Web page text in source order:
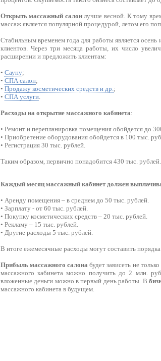
Открыть массажный салонлучше весной. К тому
массаж является популярной процедурой, летом его
Стабильным временем года для работы является
клиентов. Через три месяца работы, их число
расширении и предложить клиентам:
• Сауну;
• СПА салон;
• Продажу косметических средств и др. ;
• СПА услуги.
Расходы на открытие массажного кабинета:
• Ремонт и перепланировка помещения обойдется до
• Приобретение оборудования обойдется в 100 тыс.
• Регистрация 30 тыс. рублей.
Таким образом, первично понадобится 430 тыс. рублей.
Каждый месяц массажный кабинет должен
• Аренду помещения – в среднем до 50 тыс. рублей.
• Зарплату - от 60 тыс. рублей.
• Покупку косметических средств – 20 тыс. рублей.
• Рекламу – 15 тыс. рублей.
• Другие расходы 5 тыс. рублей.
В итоге ежемесячные расходы могут составить
Прибыль массажного салона будет зависеть не
массажного кабинета можно получить до 2 млн.
вложенные деньги можно в первый день работы. В
массажного кабинета в будущем.